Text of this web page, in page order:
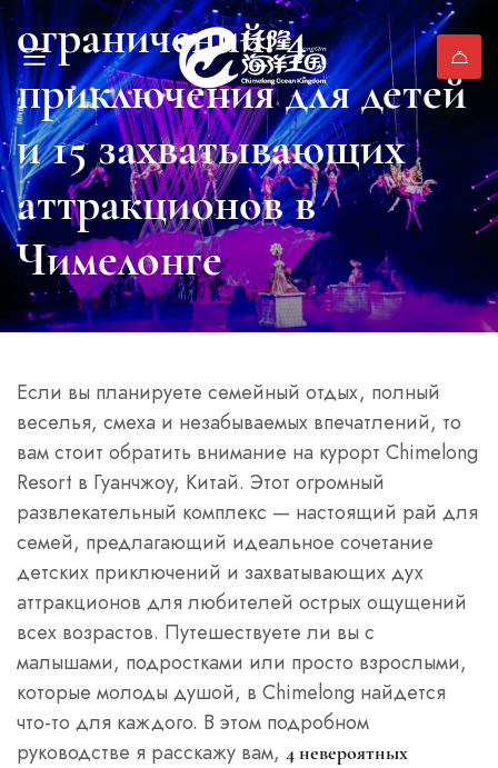
ограничений: 4
приключения для детей
и 15 захватывающих
аттракционов в
Чимелонге
Если вы планируете семейный отдых, полный
веселья, смеха и незабываемых впечатлений, то
вам стоит обратить внимание на курорт Chimelong
Resort в Гуанчжоу, Китай. Этот огромный
развлекательный комплекс — настоящий рай для
семей, предлагающий идеальное сочетание
детских приключений и захватывающих дух
аттракционов для любителей острых ощущений
всех возрастов. Путешествуете ли вы с
малышами, подростками или просто взрослыми,
которые молоды душой, в Chimelong найдется
что-то для каждого. В этом подробном
руководстве я расскажу вам, 4 невероятных